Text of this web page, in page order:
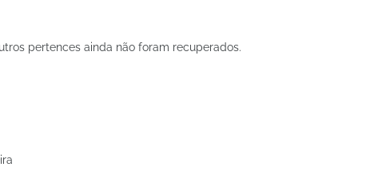
pertences ainda não foram recuperados.